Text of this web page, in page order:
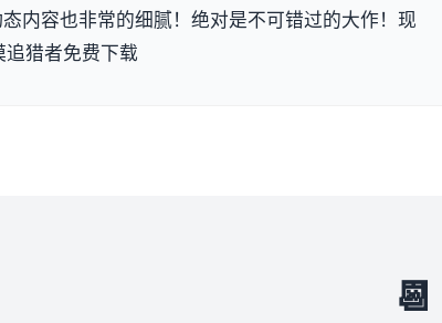
内容也非常的细腻！绝对是不可错过的大作！现
猎者免费下载